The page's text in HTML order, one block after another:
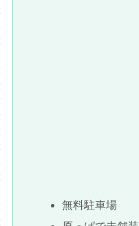
無料駐車場